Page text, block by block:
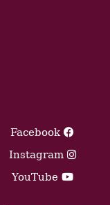
Facebook
Instagram
YouTube